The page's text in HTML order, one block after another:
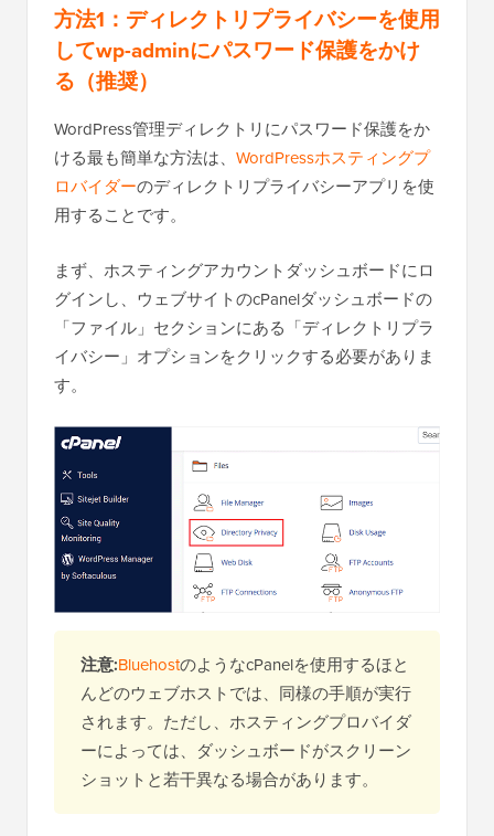
方法1：ディレクトリプライバシーを使用
してwp-adminにパスワード保護をかけ
る（推奨）
WordPress管理ディレクトリにパスワード保護をか
ける最も簡単な方法は、 WordPressホスティングプ
ロバイダーのディレクトリプライバシーアプリを使
用することです。
まず、ホスティングアカウントダッシュボードにロ
グインし、ウェブサイトのcPanelダッシュボードの
「ファイル」セクションにある「ディレクトリプラ
イバシー」オプションをクリックする必要がありま
す。
注意:BluehostのようなcPanelを使用するほと
んどのウェブホストでは、同様の手順が実行
されます。ただし、ホスティングプロバイダ
ーによっては、ダッシュボードがスクリーン
ショットと若干異なる場合があります。